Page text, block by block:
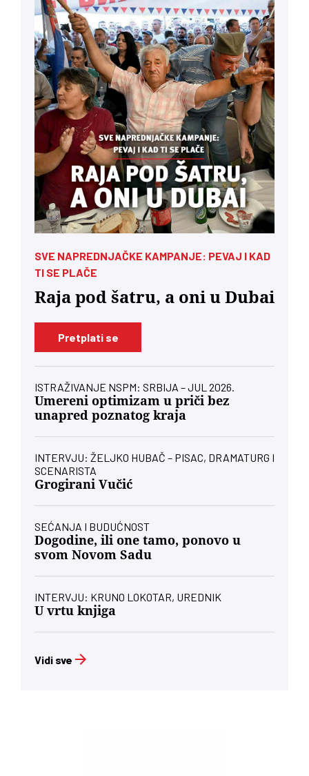
SVE NAPREDNJAČKE KAMPANJE: PEVAJ I KAD
TI SE PLAČE
Raja pod šatru, a oni u Dubai
Pretplati se
ISTRAŽIVANJE NSPM: SRBIJA – JUL 2026.
Umereni optimizam u priči bez
unapred poznatog kraja
INTERVJU: ŽELJKO HUBAČ – PISAC, DRAMATURG I
SCENARISTA
Grogirani Vučić
SEĆANJA I BUDUĆNOST
Dogodine, ili one tamo, ponovo u
svom Novom Sadu
INTERVJU: KRUNO LOKOTAR, UREDNIK
U vrtu knjiga
Vidi sve